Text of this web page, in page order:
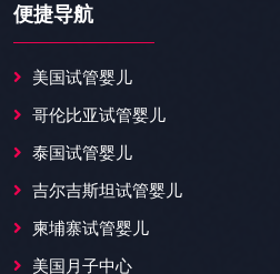
便捷导航
美国试管婴儿
哥伦比亚试管婴儿
泰国试管婴儿
吉尔吉斯坦试管婴儿
柬埔寨试管婴儿
美国月子中心